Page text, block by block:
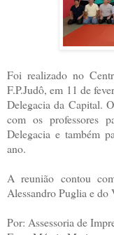
Foi realizado no
F.P.Judô, em 11 de
Delegacia da Capital.
com os professores
Delegacia e também
ano.
A reunião contou
Alessandro Puglia e do
Por: Assessoria de